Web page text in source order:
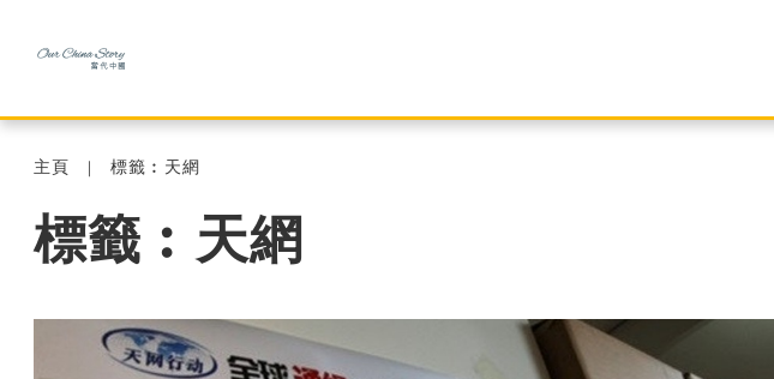
主頁 標籤︰天網
標籤︰天網